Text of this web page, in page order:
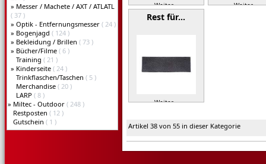
» Messer / Machete / AXT / ATLATL
( 37 )
» Optik - Entfernungsmesser ( 24 )
» Bogenjagd ( 124 )
» Bekleidung / Brillen ( 73 )
» Bücher/Filme ( 6 )
Training ( 21 )
» Kinderseite ( 24 )
Trinkflaschen/Taschen ( 5 )
Merchandise ( 20 )
LARP ( 8 )
» Miltec - Outdoor ( 248 )
Restposten ( 12 )
Gutschein ( 1 )
Weiter » Weiter »
Rest für…
Weiter »
Artikel 38 von 55 in dieser Kategorie